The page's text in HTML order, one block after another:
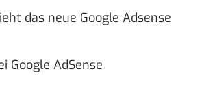
das neue Google Adsense
Google AdSense